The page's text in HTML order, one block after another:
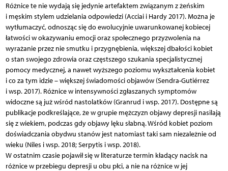
Różnice te nie wydają się jedynie artefaktem związanym z żeńskim
i męskim stylem udzielania odpowiedzi (Acciai i Hardy 2017). Można je
wytłumaczyć, odnosząc się do ewolucyjnie uwarunkowanej kobiecej
łatwości w okazywaniu emocji oraz społecznego przyzwolenia na
wyrażanie przez nie smutku i przygnębienia, większej dbałości kobiet
o stan swojego zdrowia oraz częstszego szukania specjalistycznej
pomocy medycznej, a nawet wyższego poziomu wykształcenia kobiet
i co za tym idzie – większej świadomości objawów (Sendra-Gutiérrez
i wsp. 2017). Różnice w intensywności zgłaszanych symptomów
widoczne są już wśród nastolatków (Granrud i wsp. 2017). Dostępne są
publikacje podkreślające, że w grupie mężczyzn objawy depresji nasilają
się z wiekiem, podczas gdy objawy lęku słabną. Wśród kobiet poziom
doświadczania obydwu stanów jest natomiast taki sam niezależnie od
wieku (Niles i wsp. 2018; Serpytis i wsp. 2018).
W ostatnim czasie pojawił się w literaturze termin kładący nacisk na
różnice w przebiegu depresji u obu płci, a nie na różnice w jej